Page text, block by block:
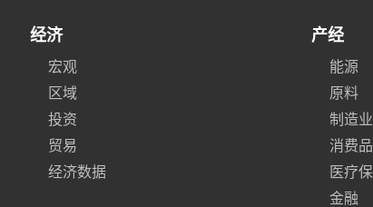
经济
宏观
区域
投资
贸易
经济数据
产经
能源
原料
制造业
消费品
医疗
金融